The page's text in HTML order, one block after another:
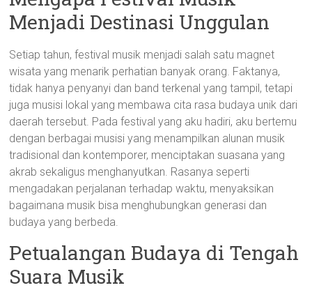
Menjadi Destinasi Unggulan
Setiap tahun, festival musik menjadi salah satu magnet
wisata yang menarik perhatian banyak orang. Faktanya,
tidak hanya penyanyi dan band terkenal yang tampil, tetapi
juga musisi lokal yang membawa cita rasa budaya unik dari
daerah tersebut. Pada festival yang aku hadiri, aku bertemu
dengan berbagai musisi yang menampilkan alunan musik
tradisional dan kontemporer, menciptakan suasana yang
akrab sekaligus menghanyutkan. Rasanya seperti
mengadakan perjalanan terhadap waktu, menyaksikan
bagaimana musik bisa menghubungkan generasi dan
budaya yang berbeda.
Petualangan Budaya di Tengah
Suara Musik